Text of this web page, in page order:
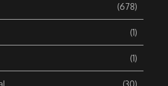
(678)
(1)
(1)
(30)